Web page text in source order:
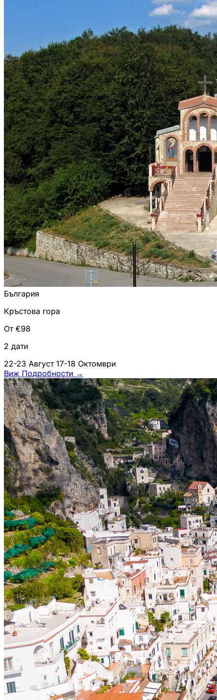
България
Кръстова гора
От €98
2 дати
22-23 Август 17-18 Октомври
Виж Подробности →